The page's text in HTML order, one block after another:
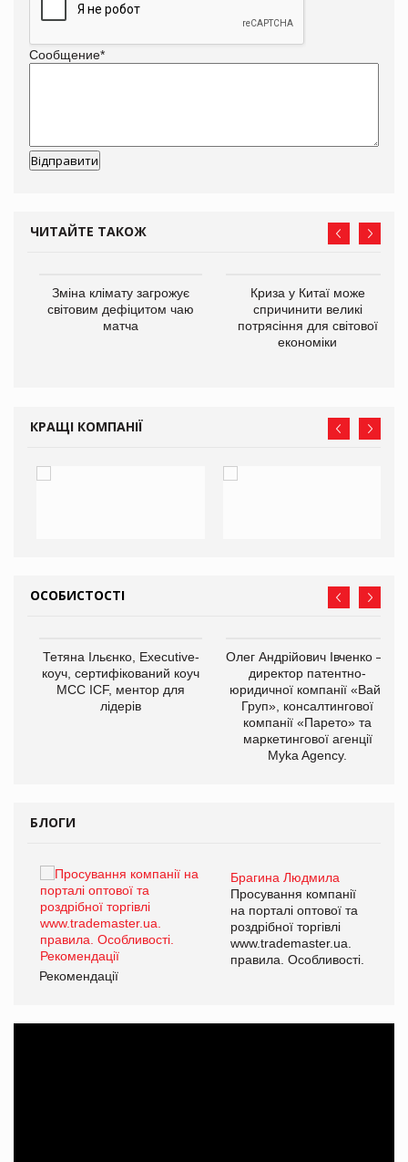
Сообщение*
ЧИТАЙТЕ ТАКОЖ
Зміна клімату загрожує
світовим дефіцитом чаю
матча
Криза у Китаї може
спричинити великі
потрясіння для світової
економіки
КРАЩІ КОМПАНІЇ
ОСОБИСТОСТІ
Тетяна Ільєнко, Executive-
коуч, сертифікований коуч
МСС ICF, ментор для
лідерів
Олег Андрійович Івченко —
директор патентно-
юридичної компанії «Вайз
Груп», консалтингової
компанії «Парето» та
маркетингової агенції
Myka Agency.
БЛОГИ
Брагина Людмила
Просування компанії
на порталі оптової та
роздрібної торгівлі
www.trademaster.ua.
правила. Особливості.
Рекомендації